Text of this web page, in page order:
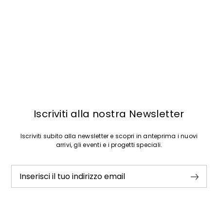
Iscriviti alla nostra Newsletter
Iscriviti subito alla newsletter e scopri in anteprima i nuovi
arrivi, gli eventi e i progetti speciali.
Inserisci il tuo indirizzo email